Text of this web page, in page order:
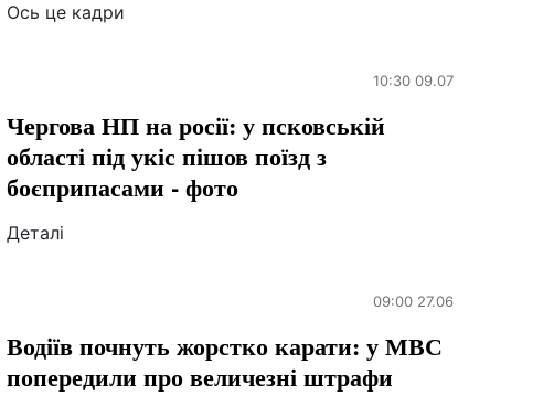
Ось це кадри
10:30 09.07
Чергова НП на росії: у псковській
області під укіс пішов поїзд з
боєприпасами - фото
Деталі
09:00 27.06
Водіїв почнуть жорстко карати: у МВС
попередили про величезні штрафи